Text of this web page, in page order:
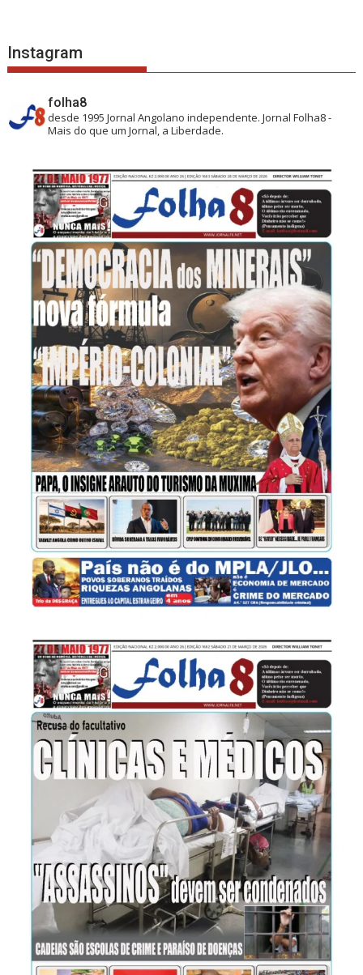
Instagram
folha8
desde 1995 Jornal Angolano independente.Jornal Folha8 -
Mais do que um Jornal, a Liberdade.